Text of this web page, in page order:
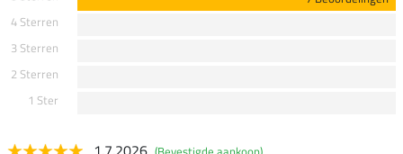
4 Sterren
3 Sterren
2 Sterren
1 Ster